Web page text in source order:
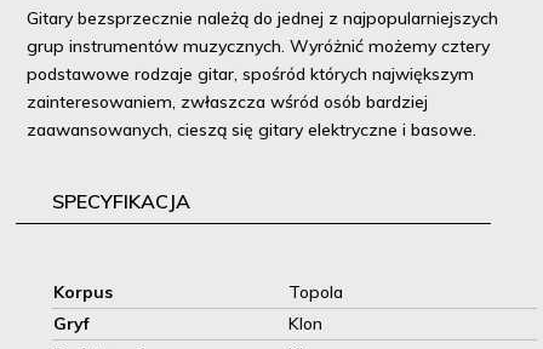
Gitary bezsprzecznie należą do jednej z najpopularniejszych
grup instrumentów muzycznych. Wyróżnić możemy cztery
podstawowe rodzaje gitar, spośród których największym
zainteresowaniem, zwłaszcza wśród osób bardziej
zaawansowanych, cieszą się gitary elektryczne i basowe.
SPECYFIKACJA
Korpus
Topola
Gryf
Klon